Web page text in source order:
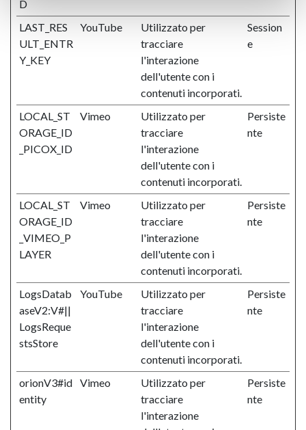
D
LAST_RES
ULT_ENTR
Y_KEY
YouTube
Utilizzato per
tracciare
l'interazione
dell'utente con i
contenuti incorporati.
Session
e
LOCAL_ST
ORAGE_ID
_PICOX_ID
Vimeo
Utilizzato per
tracciare
l'interazione
dell'utente con i
contenuti incorporati.
Persiste
nte
LOCAL_ST
ORAGE_ID
_VIMEO_P
LAYER
Vimeo
Utilizzato per
tracciare
l'interazione
dell'utente con i
contenuti incorporati.
Persiste
nte
LogsDatab
aseV2:V#||
LogsReque
stsStore
YouTube
Utilizzato per
tracciare
l'interazione
dell'utente con i
contenuti incorporati.
Persiste
nte
orionV3#id
entity
Vimeo
Utilizzato per
tracciare
l'interazione
Persiste
nte